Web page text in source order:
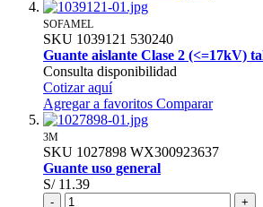
SOFAMEL
SKU 1039121 530240
Guante aislante Clase 2 (<=17kV)
Consulta disponibilidad
Cotizar aquí
Agregar a favoritos Comparar
3M
SKU 1027898 WX300923637
Guante uso general
S/ 11.39
-
+